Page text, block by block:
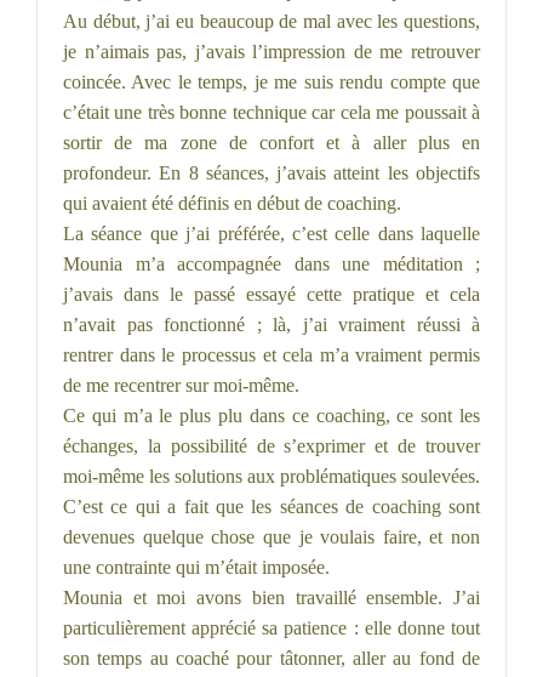
Au début, j’ai eu beaucoup de mal avec les questions,
je n’aimais pas, j’avais l’impression de me retrouver
coincée. Avec le temps, je me suis rendu compte que
c’était une très bonne technique car cela me poussait à
sortir de ma zone de confort et à aller plus en
profondeur.En 8 séances, j’avais atteint les objectifs
qui avaient été définis en début de coaching.
La séance que j’ai préférée, c’est celle dans laquelle
Mounia m’a accompagnée dans une méditation ;
j’avais dans le passé essayé cette pratique et cela
n’avait pas fonctionné ; là, j’ai vraiment réussi à
rentrer dans le processus et cela m’a vraiment permis
de me recentrer sur moi-même.
Ce qui m’a le plus plu dans ce coaching, ce sont les
échanges, la possibilité de s’exprimer et de trouver
moi-même les solutions aux problématiques soulevées.
C’est ce qui a fait que les séances de coaching sont
devenues quelque chose que je voulais faire, et non
une contrainte qui m’était imposée.
Mounia et moi avons bien travaillé ensemble. J’ai
particulièrement apprécié sa patience : elle donne tout
son temps au coaché pour tâtonner, aller au fond de